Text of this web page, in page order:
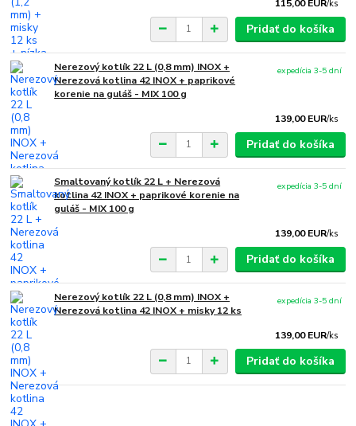
115,00 EUR/ks
Pridať do košíka
Nerezový kotlík 22 L (0,8 mm) INOX +
Nerezová kotlina 42 INOX + paprikové
korenie na guláš - MIX 100 g
139,00 EUR/ks
expedícia 3-5 dní
Pridať do košíka
Smaltovaný kotlík 22 L + Nerezová
kotlina 42 INOX + paprikové korenie na
guláš - MIX 100 g
139,00 EUR/ks
expedícia 3-5 dní
Pridať do košíka
Nerezový kotlík 22 L (0,8 mm) INOX +
Nerezová kotlina 42 INOX + misky 12 ks
139,00 EUR/ks
expedícia 3-5 dní
Pridať do košíka